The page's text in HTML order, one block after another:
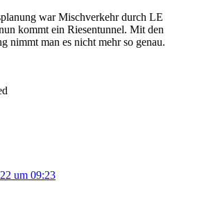
war Mischverkehr durch LE
kommt ein Riesentunnel. Mit den
nimmt man es nicht mehr so genau.
um 09:23